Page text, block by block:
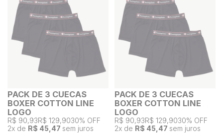
PACK DE 3 CUECAS
BOXER COTTON LINE
LOGO
R$ 90,93R$ 129,9030% OFF
2x de R$ 45,47 sem juros
PACK DE 3 CUECAS
BOXER COTTON LINE
LOGO
R$ 90,93R$ 129,9030% OFF
2x de R$ 45,47 sem juros